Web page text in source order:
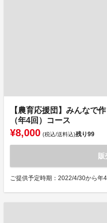
【農育応援団】みんなで
（年4回）コース
¥8,000 (税込/送料込)残り99
販
ご提供予定時期：2022/4/30から年